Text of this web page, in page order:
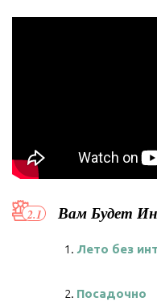
Вам Будет
Лето без